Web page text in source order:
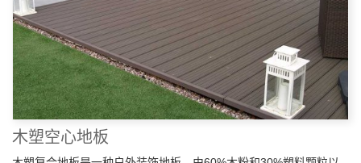
木塑空心地板